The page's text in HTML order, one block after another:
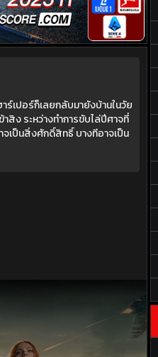
เปอร์ก็เลยกลับมายังบ้านในวัย
สิง ระหว่างทำการขับไล่ปีศาจที่
เป็นสิ่งศักดิ์สิทธิ์ บางทีอาจเป็น